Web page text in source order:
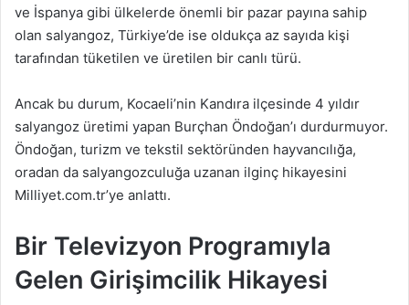
ve İspanya gibi ülkelerde önemli bir pazar payına sahip
olan salyangoz, Türkiye’de ise oldukça az sayıda kişi
tarafından tüketilen ve üretilen bir canlı türü.
Ancak bu durum, Kocaeli’nin Kandıra ilçesinde 4 yıldır
salyangoz üretimi yapan Burçhan Öndoğan’ı durdurmuyor.
Öndoğan, turizm ve tekstil sektöründen hayvancılığa,
oradan da salyangozculuğa uzanan ilginç hikayesini
Milliyet.com.tr’ye anlattı.
Bir Televizyon Programıyla
Gelen Girişimcilik Hikayesi